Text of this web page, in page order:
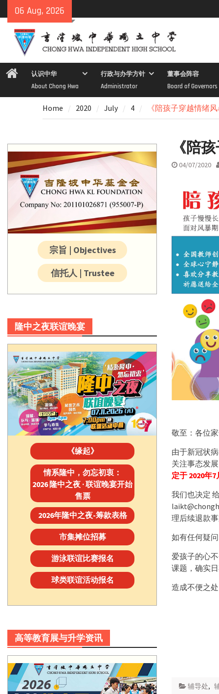
to
content
06 Aug, 2026
Home认识中华
About Chong Hwa
行政与办学方针
Administrator
董事会阵容
Board of Governors
Home 2020 July 4 《陪孩子穿越情绪
《陪
04/07/2020
敬至：各位
由于新冠状
关注事态发
定于 2020年
我们也决定
理后续退款
如有任何疑
爱孩子的心
课题，确实
造成不便之
辅导处,
宗旨 | Objectives
信托人 | Trustee
隆中之夜联谊晚宴
《缘起》
情系隆中，勿忘初衷：
2026 隆中之夜 · 联谊晚宴开始
售票
2026年隆中之夜-筹款表格
市集摊位招募
游泳联谊比赛报名
球类联谊活动报名
高等教育展与升学资讯